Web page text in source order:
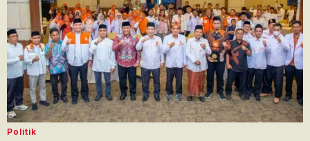
Politik